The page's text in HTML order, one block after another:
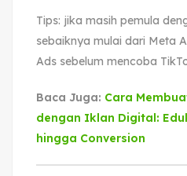
Tips: jika masih pemula
sebaiknya mulai dari Meta
Ads sebelum mencoba
Baca Juga: Cara
dengan Iklan Digital:
hingga Conversion